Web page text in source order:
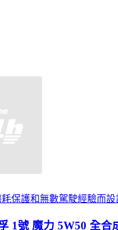
保護和無數駕駛經驗而設
1號 魔力 5W50 全合